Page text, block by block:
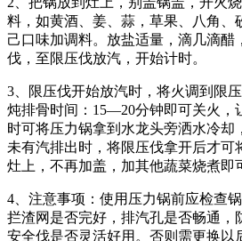
料，如黄酒、姜、蒜，草果、八角、
己口味加调料。放盐适量，滴几滴醋
伐，至限压伐放汽，开始计时。
3、限压伐开始放汽时，将火调到限
炖排骨时间：15—20分钟即可关火，
时可将压力锅拿到水龙头旁洒水冷却
未有汽排出时，将限压伐拿开后才可
灶上，不再加盖，加其他蔬菜烧煮即
4、注意事项：使用压力锅前应检查
拦渣网是否完好，排汽孔是否畅通，
安全伐是否灵活好用。否则需更换以